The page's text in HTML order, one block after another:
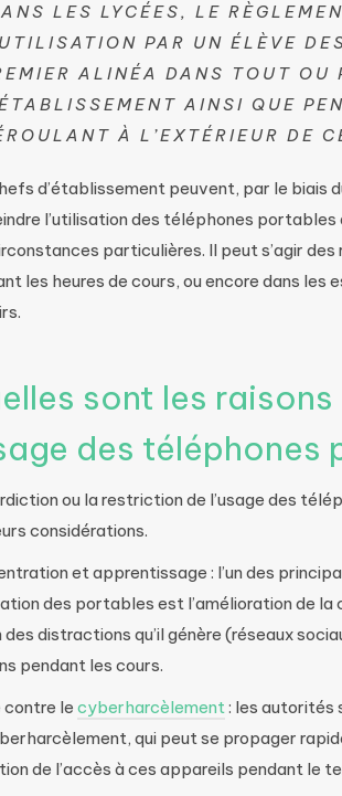
LES LYCÉES, LE
PAR UN ÉLÈVE
ALINÉA DANS TOUT OU
AINSI QUE
À L’EXTÉRIEUR DE
d’établissement peuvent, par le biais
l’utilisation des téléphones
particulières. Il peut s’agir
les heures de cours, ou encore dans les
sont les
des
ou la restriction de l’usage des
considérations.
et apprentissage : l’un des
des portables est l’amélioration de
des distractions qu’il génère (réseaux
pendant les cours.
le cyberharcèlement: les autorités
qui peut se propager
de l’accès à ces appareils pendant le